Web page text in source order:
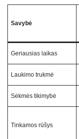
Savybė
Geriausias laikas
Laukimo trukmė
Sėkmės tikimybė
Tinkamos rūšys